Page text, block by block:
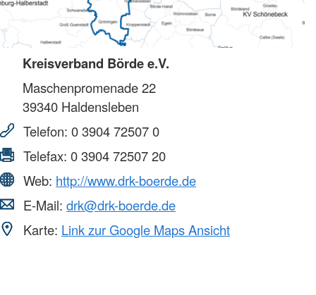
Kreisverband Börde e.V.
Maschenpromenade 22
39340 Haldensleben
Telefon: 0 3904 72507 0
Telefax: 0 3904 72507 20
Web: http://www.drk-boerde.de
E-Mail: drk@drk-boerde.de
Karte: Link zur Google Maps Ansicht